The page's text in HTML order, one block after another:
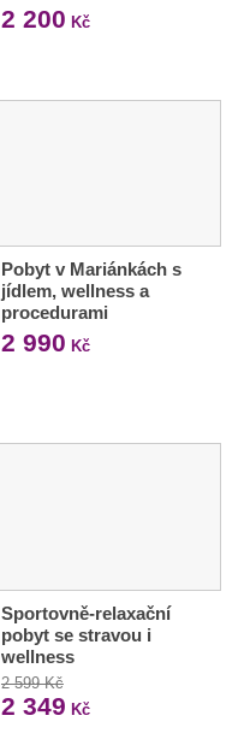
2 200 Kč
Pobyt v Mariánkách s
jídlem, wellness a
procedurami
2 990 Kč
Sportovně-relaxační
pobyt se stravou i
wellness
2 599 Kč
2 349 Kč